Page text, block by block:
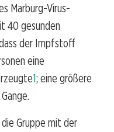
Marburg-Virus-
40 gesunden
der Impfstoff
eine
1; eine größere
die Gruppe mit der